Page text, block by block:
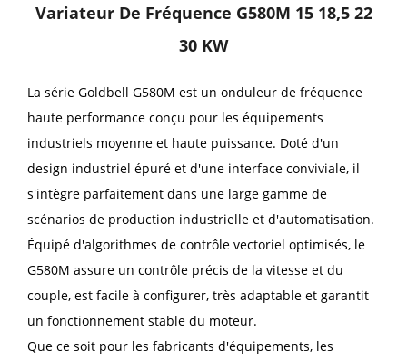
Variateur De Fréquence G580M 15 18,5 22
30 KW
La série Goldbell G580M est un onduleur de fréquence
haute performance conçu pour les équipements
industriels moyenne et haute puissance. Doté d'un
design industriel épuré et d'une interface conviviale, il
s'intègre parfaitement dans une large gamme de
scénarios de production industrielle et d'automatisation.
Équipé d'algorithmes de contrôle vectoriel optimisés, le
G580M assure un contrôle précis de la vitesse et du
couple, est facile à configurer, très adaptable et garantit
un fonctionnement stable du moteur.
Que ce soit pour les fabricants d'équipements, les